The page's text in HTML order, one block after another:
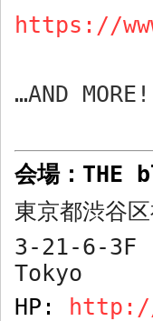
https://
…AND
会場： THE
東京都渋谷
3-21-6-
Tokyo
HP: